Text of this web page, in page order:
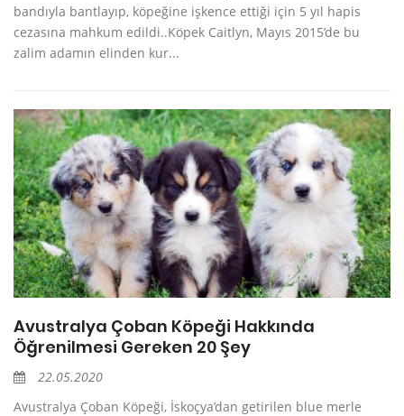
bandıyla bantlayıp, köpeğine işkence ettiği için 5 yıl hapis
cezasına mahkum edildi..Köpek Caitlyn, Mayıs 2015’de bu
zalim adamın elinden kur...
Avustralya Çoban Köpeği Hakkında
Öğrenilmesi Gereken 20 Şey
22.05.2020
Avustralya Çoban Köpeği, İskoçya’dan getirilen blue merle